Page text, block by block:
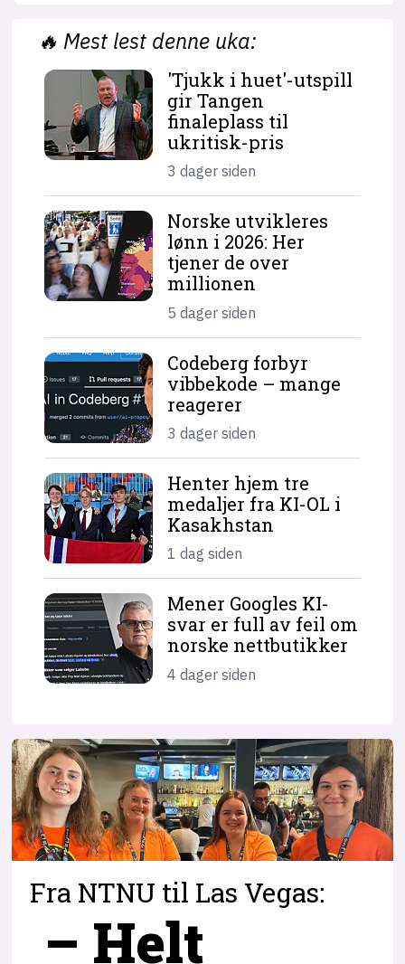
🔥 Mest lest denne uka:
'Tjukk i huet'-utspill
gir Tangen
finaleplass til
ukritisk-pris
3 dager siden
Norske utvikleres
lønn i 2026: Her
tjener de over
millionen
5 dager siden
Codeberg forbyr
vibbekode – mange
reagerer
3 dager siden
Henter hjem tre
medaljer fra KI-OL i
Kasakhstan
1 dag siden
Mener Googles KI-
svar er full av feil om
norske nettbutikker
4 dager siden
Fra NTNU til Las Vegas:
– Helt